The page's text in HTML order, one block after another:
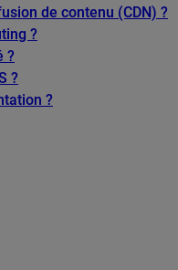
de contenu (CDN) ?
?
?
?
?